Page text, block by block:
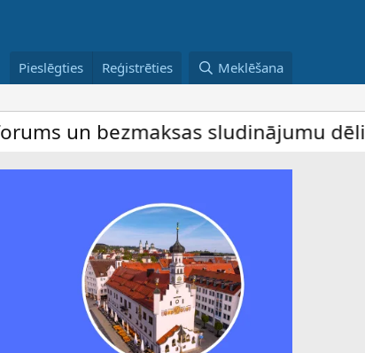
Pieslēgties Reģistrēties Meklēšana
bezmaksas sludinājumu dēlis –